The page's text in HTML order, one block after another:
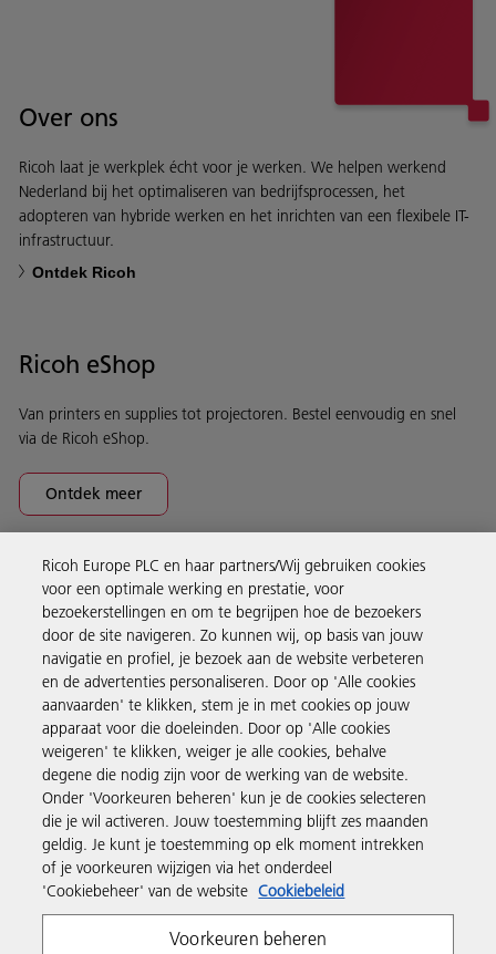
Over ons
Ricoh laat je werkplek écht voor je werken. We helpen werkend
Nederland bij het optimaliseren van bedrijfsprocessen, het
adopteren van hybride werken en het inrichten van een flexibele IT-
infrastructuur.
Ontdek Ricoh
Ricoh eShop
Van printers en supplies tot projectoren. Bestel eenvoudig en snel
via de Ricoh eShop.
Ontdek meer
Business Solutions
Producten en services
Support en contact
Inspiratie
Volg Ricoh
Ricoh Europe PLC en haar partners/Wij gebruiken cookies
voor een optimale werking en prestatie, voor
bezoekerstellingen en om te begrijpen hoe de bezoekers
door de site navigeren. Zo kunnen wij, op basis van jouw
navigatie en profiel, je bezoek aan de website verbeteren
en de advertenties personaliseren. Door op 'Alle cookies
aanvaarden' te klikken, stem je in met cookies op jouw
apparaat voor die doeleinden. Door op 'Alle cookies
weigeren' te klikken, weiger je alle cookies, behalve
degene die nodig zijn voor de werking van de website.
Onder 'Voorkeuren beheren' kun je de cookies selecteren
die je wil activeren. Jouw toestemming blijft zes maanden
geldig. Je kunt je toestemming op elk moment intrekken
of je voorkeuren wijzigen via het onderdeel
'Cookiebeheer' van de website Cookiebeleid
Voorkeuren beheren